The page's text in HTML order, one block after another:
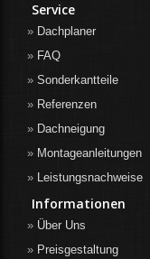
Service
Dachplaner
FAQ
Sonderkantteile
Referenzen
Dachneigung
Montageanleitungen
Leistungsnachweise
Informationen
Über Uns
Preisgestaltung